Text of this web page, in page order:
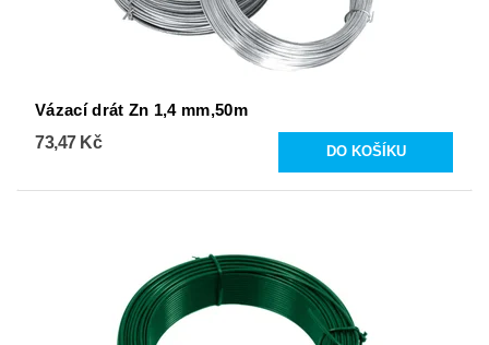
Vázací drát Zn 1,4 mm,50m
73,47 Kč